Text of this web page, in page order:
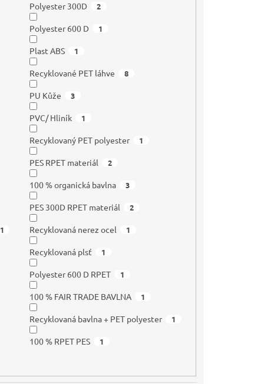
Polyester 300D 2
Polyester 600 D 1
Plast ABS 1
Recyklované PET láhve 8
PU Kůže 3
PVC/ Hliník 1
Recyklovaný PET polyester 1
PES RPET materiál 2
100 % organická bavlna 3
PES 300D RPET materiál 2
1 Recyklovaná nerez ocel 1
Recyklovaná plsť 1
Polyester 600 D RPET 1
100 % FAIR TRADE BAVLNA 1
Recyklovaná bavlna + PET polyester 1
100 % RPET PES 1